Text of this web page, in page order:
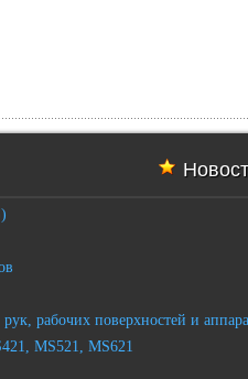
рабочих поверхностей и
MS521, MS621